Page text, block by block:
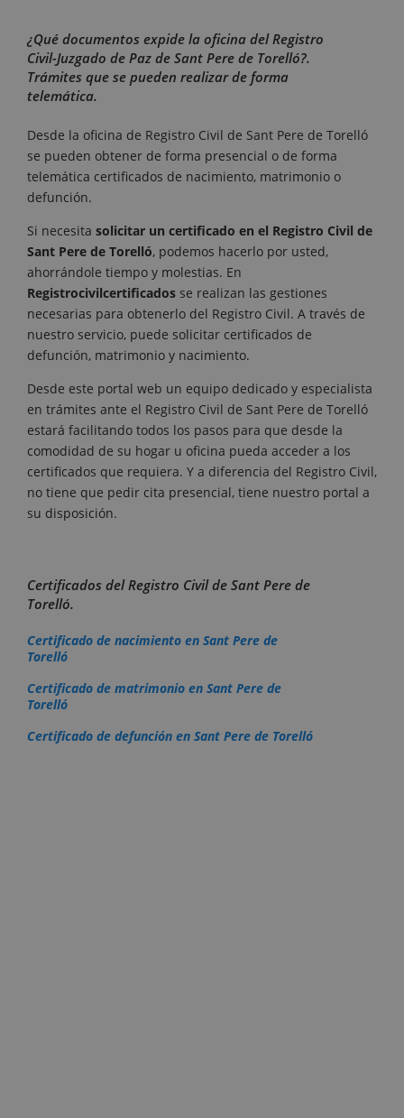
¿Qué documentos expide la oficina del Registro
Civil-Juzgado de Paz de Sant Pere de Torelló?.
Trámites que se pueden realizar de forma
telemática.
Desde la oficina de Registro Civil de Sant Pere de Torelló
se pueden obtener de forma presencial o de forma
telemática certificados de nacimiento, matrimonio o
defunción.
Si necesita solicitar un certificado en el Registro Civil de
Sant Pere de Torelló, podemos hacerlo por usted,
ahorrándole tiempo y molestias. En
Registrocivilcertificados se realizan las gestiones
necesarias para obtenerlo del Registro Civil. A través de
nuestro servicio, puede solicitar certificados de
defunción, matrimonio y nacimiento.
Desde este portal web un equipo dedicado y especialista
en trámites ante el Registro Civil de Sant Pere de Torelló
estará facilitando todos los pasos para que desde la
comodidad de su hogar u oficina pueda acceder a los
certificados que requiera. Y a diferencia del Registro Civil,
no tiene que pedir cita presencial, tiene nuestro portal a
su disposición.
Certificados del Registro Civil de Sant Pere de
Torelló.
Certificado de nacimiento en Sant Pere de
Torelló
Certificado de matrimonio en Sant Pere de
Torelló
Certificado de defunción en Sant Pere de Torelló